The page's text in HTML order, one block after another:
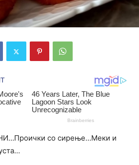
со сирење…Меки и